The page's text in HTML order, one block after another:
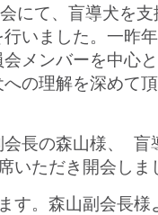
にて、盲導犬を
いました。一昨
メンバーを中心
の理解を深めて
長の森山様、 盲
いただき開会しま
す。森山副会長